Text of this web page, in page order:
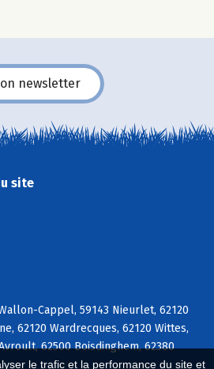
le trafic et la performance du site et
newsletter
site
Cappel, 59143 Nieurlet, 62120
62120 Wardrecques, 62120 Wittes,
62500 Boisdinghem, 62380